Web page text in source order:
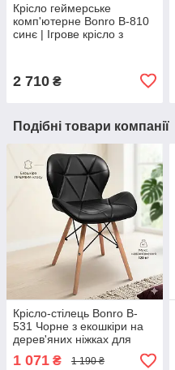
Крісло геймерське
комп'ютерне Bonro B-810
синє | Ігрове крісло з
2 710 ₴
Подібні товари компанії
Крісло-стілець Bonro B-
531 Чорне з екошкіри на
дерев'яних ніжках для
дому кухні та офісу
1 071 ₴ 1 190 ₴